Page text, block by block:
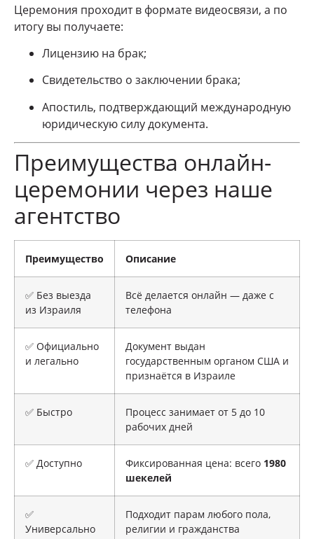
Церемония проходит в формате видеосвязи, а по
итогу вы получаете:
Лицензию на брак;
Свидетельство о заключении брака;
Апостиль, подтверждающий международную
юридическую силу документа.
Преимущества онлайн-
церемонии через наше
агентство
Преимущество Описание
✅ Без выезда
из Израиля
Всё делается онлайн — даже с
телефона
✅ Официально
и легально
Документ выдан
государственным органом США и
признаётся в Израиле
✅ Быстро
Процесс занимает от 5 до 10
рабочих дней
✅ Доступно Фиксированная цена: всего 1980
шекелей
✅
Универсально
Подходит парам любого пола,
религии и гражданства